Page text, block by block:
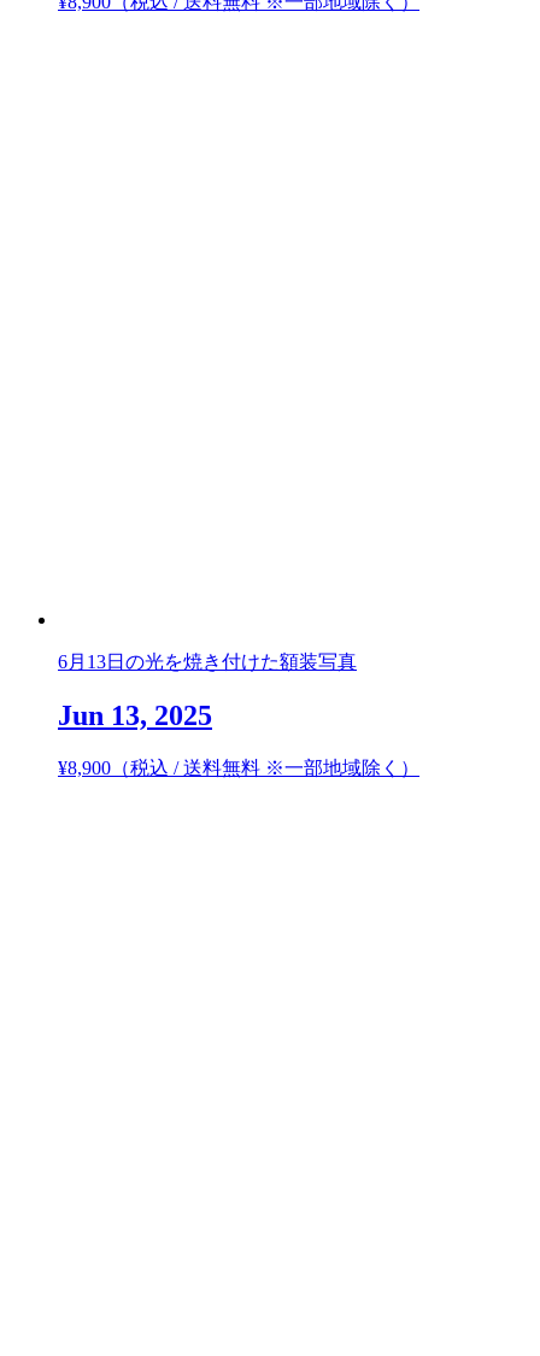
6月13日の光を焼き付けた額装写真
Jun 13, 2025
¥8,900 （税込 / 送料無料 ※一部地域除く）